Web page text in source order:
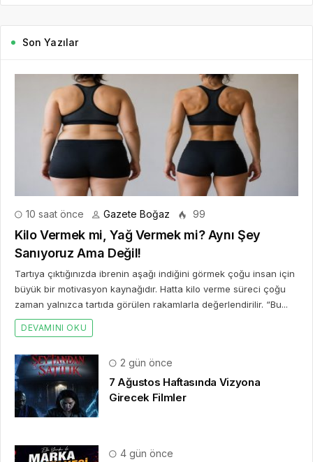
Son Yazılar
10 saat önce Gazete Boğaz 99
Kilo Vermek mi, Yağ Vermek mi? Aynı Şey
Sanıyoruz Ama Değil!
Tartıya çıktığınızda ibrenin aşağı indiğini görmek çoğu insan için
büyük bir motivasyon kaynağıdır. Hatta kilo verme süreci çoğu
zaman yalnızca tartıda görülen rakamlarla değerlendirilir. “Bu...
DEVAMINI OKU
2 gün önce
7 Ağustos Haftasında Vizyona
Girecek Filmler
4 gün önce